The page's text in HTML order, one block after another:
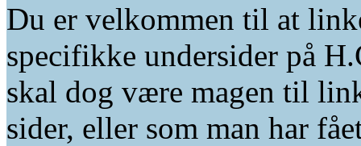
Du er velkommen til at
specifikke undersider på
skal dog være magen til
sider, eller som man har